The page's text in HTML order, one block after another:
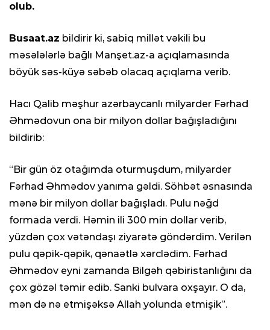
olub.
Busaat.az bildirir ki, sabiq millət vəkili bu
məsələlərlə bağlı Manşet.az-a açıqlamasında
böyük səs-küyə səbəb olacaq açıqlama verib.
Hacı Qalib məşhur azərbaycanlı milyarder Fərhad
Əhmədovun ona bir milyon dollar bağışladığını
bildirib:
“Bir gün öz otağımda oturmuşdum, milyarder
Fərhad Əhmədov yanıma gəldi. Söhbət əsnasında
mənə bir milyon dollar bağışladı. Pulu nəğd
formada verdi. Həmin ili 300 min dollar verib,
yüzdən çox vətəndaşı ziyarətə göndərdim. Verilən
pulu qəpik-qəpik, qənaətlə xərclədim. Fərhad
Əhmədov eyni zamanda Bilgəh qəbiristanlığını da
çox gözəl təmir edib. Sanki bulvara oxşayır. O da,
mən də nə etmişəksə Allah yolunda etmişik”.